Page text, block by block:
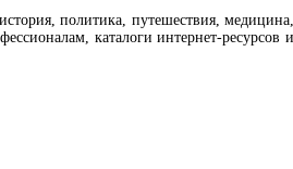
политика, путешествия, медицина,
каталоги интернет-ресурсов и